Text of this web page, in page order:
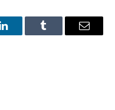
LinkedInTumblr
E-